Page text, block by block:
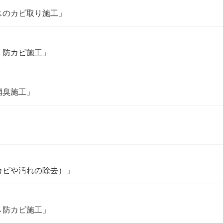
カビ取り施工」
カビ施工」
施工」
や汚れの除去）」
カビ施工」